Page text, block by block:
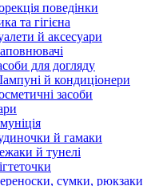
поведінки
та гігієна
й аксесуари
для догляду
й кондиціонери
засоби
й гамаки
й тунелі
сумки, рюкзаки